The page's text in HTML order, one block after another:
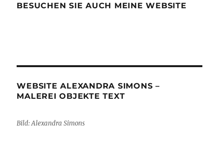
BESUCHEN SIE AUCH MEINE WEBSITE
WEBSITE ALEXANDRA SIMONS –
MALEREI OBJEKTE TEXT
Bild: Alexandra Simons